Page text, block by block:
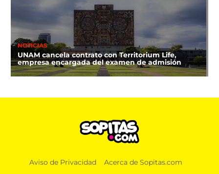
NOTICIAS
UNAM cancela contrato con Territorium Life,
empresa encargada del examen de admisión
‘La odisea de los muñecos’: La primera película
Aviso de Privacidad Acerca de Sopitas.com